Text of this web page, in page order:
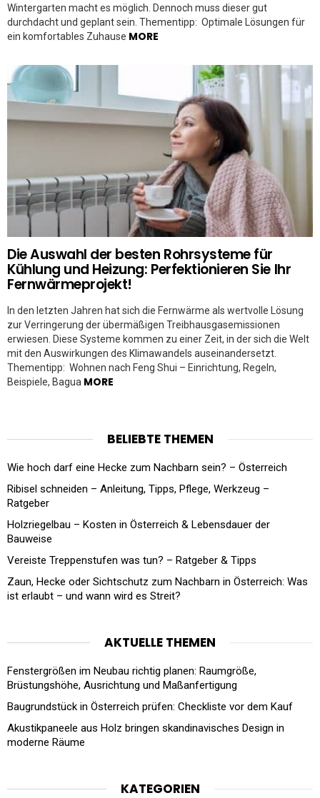
Wintergarten macht es möglich. Dennoch muss dieser gut
durchdacht und geplant sein. Thementipp: Optimale Lösungen für
ein komfortables Zuhause MORE
Die Auswahl der besten Rohrsysteme für
Kühlung und Heizung: Perfektionieren Sie Ihr
Fernwärmeprojekt!
In den letzten Jahren hat sich die Fernwärme als wertvolle Lösung
zur Verringerung der übermäßigen Treibhausgasemissionen
erwiesen. Diese Systeme kommen zu einer Zeit, in der sich die Welt
mit den Auswirkungen des Klimawandels auseinandersetzt.
Thementipp: Wohnen nach Feng Shui – Einrichtung, Regeln,
Beispiele, Bagua MORE
BELIEBTE THEMEN
Wie hoch darf eine Hecke zum Nachbarn sein? – Österreich
Ribisel schneiden – Anleitung, Tipps, Pflege, Werkzeug –
Ratgeber
Holzriegelbau – Kosten in Österreich & Lebensdauer der
Bauweise
Vereiste Treppenstufen was tun? – Ratgeber & Tipps
Zaun, Hecke oder Sichtschutz zum Nachbarn in Österreich: Was
ist erlaubt – und wann wird es Streit?
AKTUELLE THEMEN
Fenstergrößen im Neubau richtig planen: Raumgröße,
Brüstungshöhe, Ausrichtung und Maßanfertigung
Baugrundstück in Österreich prüfen: Checkliste vor dem Kauf
Akustikpaneele aus Holz bringen skandinavisches Design in
moderne Räume
KATEGORIEN